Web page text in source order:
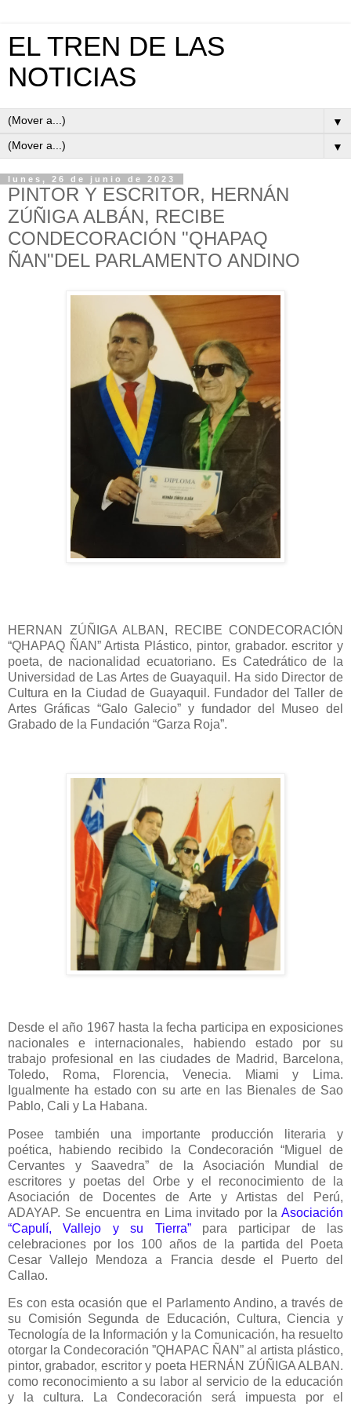
EL TREN DE LAS
NOTICIAS
▼
▼
lunes, 26 de junio de 2023
PINTOR Y ESCRITOR, HERNÁN
ZÚÑIGA ALBÁN, RECIBE
CONDECORACIÓN "QHAPAQ
ÑAN"DEL PARLAMENTO ANDINO
HERNAN ZÚÑIGA ALBAN, RECIBE CONDECORACIÓN
“QHAPAQ ÑAN” Artista Plástico, pintor, grabador. escritor y
poeta, de nacionalidad ecuatoriano. Es Catedrático de la
Universidad de Las Artes de Guayaquil. Ha sido Director de
Cultura en la Ciudad de Guayaquil. Fundador del Taller de
Artes Gráficas “Galo Galecio” y fundador del Museo del
Grabado de la Fundación “Garza Roja”.
Desde el año 1967 hasta la fecha participa en exposiciones
nacionales e internacionales, habiendo estado por su
trabajo profesional en las ciudades de Madrid, Barcelona,
Toledo, Roma, Florencia, Venecia. Miami y Lima.
Igualmente ha estado con su arte en las Bienales de Sao
Pablo, Cali y La Habana.
Posee también una importante producción literaria y
poética, habiendo recibido la Condecoración “Miguel de
Cervantes y Saavedra” de la Asociación Mundial de
escritores y poetas del Orbe y el reconocimiento de la
Asociación de Docentes de Arte y Artistas del Perú,
ADAYAP. Se encuentra en Lima invitado por la Asociación
“Capulí, Vallejo y su Tierra”para participar de las
celebraciones por los 100 años de la partida del Poeta
Cesar Vallejo Mendoza a Francia desde el Puerto del
Callao.
Es con esta ocasión que el Parlamento Andino, a través de
su Comisión Segunda de Educación, Cultura, Ciencia y
Tecnología de la Información y la Comunicación, ha resuelto
otorgar la Condecoración ”QHAPAC ÑAN” al artista plástico,
pintor, grabador, escritor y poeta HERNÁN ZÚÑIGA ALBAN.
como reconocimiento a su labor al servicio de la educación
y la cultura. La Condecoración será impuesta por el